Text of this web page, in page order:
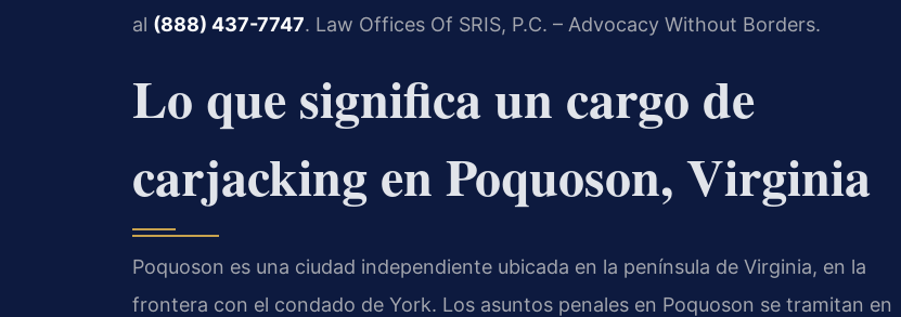
al (888) 437-7747. Law Offices Of SRIS, P.C. – Advocacy Without Borders.
Lo que significa un cargo de
carjacking en Poquoson, Virginia
Poquoson es una ciudad independiente ubicada en la península de Virginia, en la
frontera con el condado de York. Los asuntos penales en Poquoson se tramitan en